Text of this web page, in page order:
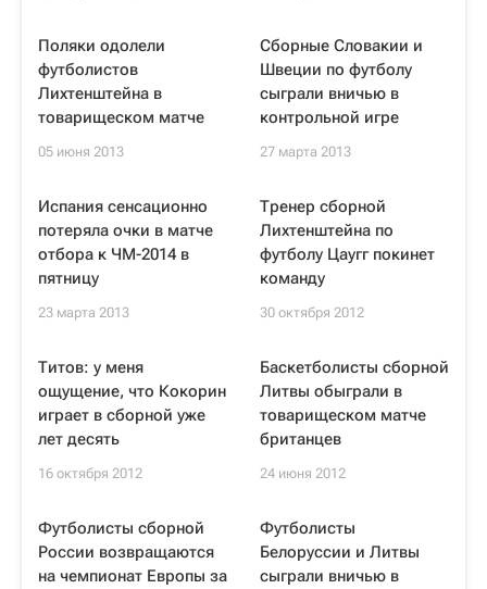
Поляки одолели
футболистов
Лихтенштейна в
товарищеском матче
05 июня 2013
Сборные Словакии и
Швеции по футболу
сыграли вничью в
контрольной игре
27 марта 2013
Испания сенсационно
потеряла очки в матче
отбора к ЧМ-2014 в
пятницу
23 марта 2013
Тренер сборной
Лихтенштейна по
футболу Цаугг покинет
команду
30 октября 2012
Титов: у меня
ощущение, что Кокорин
играет в сборной уже
лет десять
16 октября 2012
Баскетболисты сборной
Литвы обыграли в
товарищеском матче
британцев
24 июня 2012
Футболисты сборной
России возвращаются
на чемпионат Европы за
Футболисты
Белоруссии и Литвы
сыграли вничью в